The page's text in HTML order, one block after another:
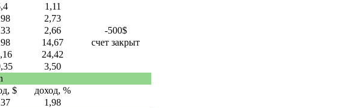
1,11
2,73
2,66
-500$
14,67
счет закрыт
24,42
3,50
$
доход, %
1,98